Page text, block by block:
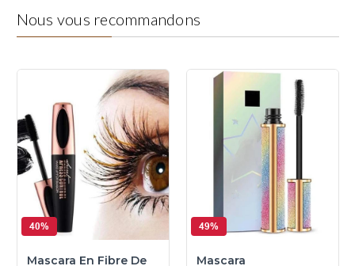
Nous vous recommandons
40%
Mascara En Fibre De
49%
Mascara